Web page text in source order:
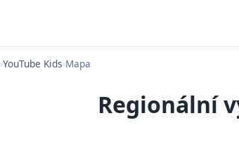
›YouTube Kids›Mapa
Regionální